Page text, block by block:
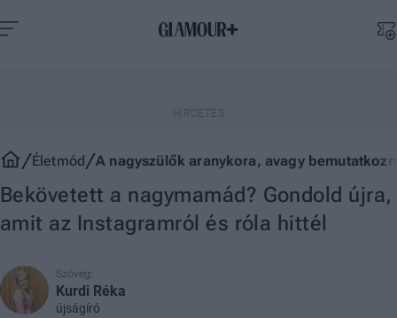
Életmód A nagyszülők aranykora, avagy
Bekövetett a nagymamád? Gondold újra,
amit az Instagramról és róla hittél
Szöveg:
Kurdi Réka
újságíró